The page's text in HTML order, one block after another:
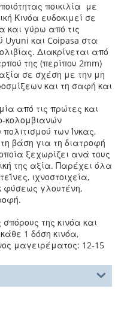
ποικιλία με
Κινόα ευδοκιμεί σε
και γύρω από τις
και Coipasa στα
Διακρίνεται από
της (περίπου 2mm)
σε σχέση με την μη
και τη σαφή και
από τις πρώτες και
κολομβιανών
των Ίνκας,
βάση για τη διατροφή
ξεχωρίζει ανά τους
της αξία. Παρέχει όλα
ιχνοστοιχεία,
φύσεως γλουτένη,
της κινόα και
1 δόση κινόα,
μαγειρέματος: 12-15